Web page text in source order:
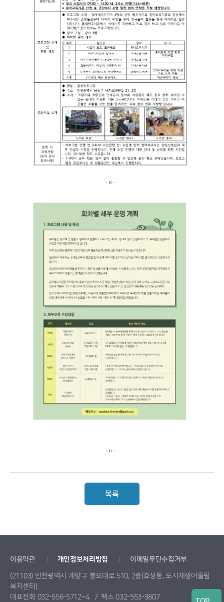
목록
이용약관 개인정보처리방침 이메일무단수집거부
(21103) 인천광역시 계양구 봉오대로 510, 2층(효성동, 도시재생어울림
복지센터)
대표전화 032-556-5712~4
팩스 032-553-9807